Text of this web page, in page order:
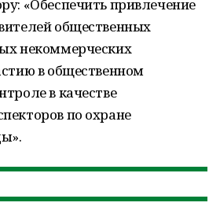
«Обеспечить привлечение
общественных
некоммерческих
в общественном
в качестве
по охране